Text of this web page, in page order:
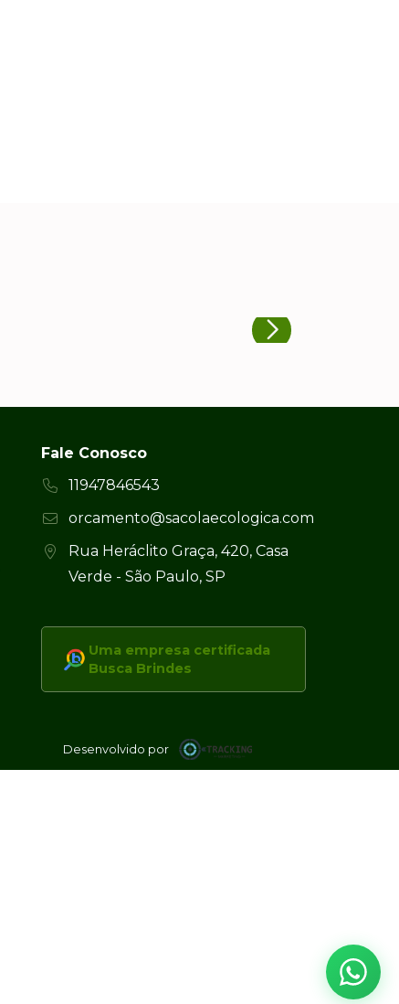
Fale Conosco
11947846543
orcamento@sacolaecologica.com
Rua Heráclito Graça, 420, Casa
Verde - São Paulo, SP
Uma empresa certificada
Busca Brindes
Desenvolvido por